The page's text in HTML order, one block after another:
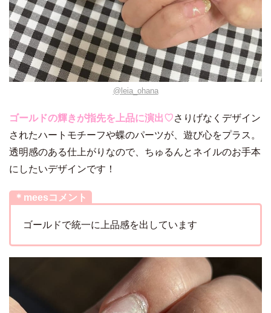
@leia_ohana
ゴールドの輝きが指先を上品に演出♡さりげなくデザイン
されたハートモチーフや蝶のパーツが、遊び心をプラス。
透明感のある仕上がりなので、ちゅるんとネイルのお手本
にしたいデザインです！
＊meesコメント
ゴールドで統一に上品感を出しています